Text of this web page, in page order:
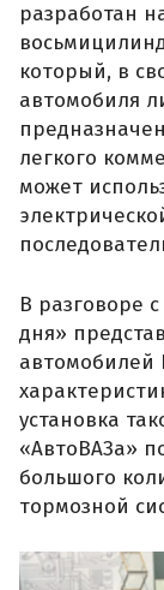
разработан
который, в
автомобиля
легкого
может
В разговоре
дня»
автомобилей
установка
«АвтоВАЗа»
большого
тормозной